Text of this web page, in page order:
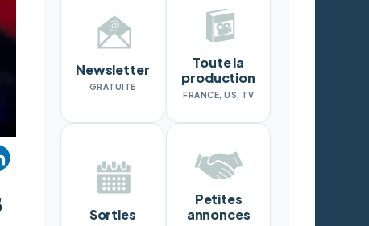
Newsletter
GRATUITE
Toute la
production
FRANCE, US, TV
Sorties
Petites
annonces